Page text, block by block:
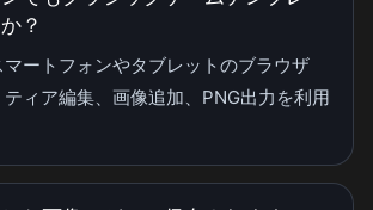
？
ートフォンやタブレットのブラウザ
ィア編集、画像追加、PNG出力を利用